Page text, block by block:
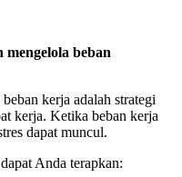
beban
kerja adalah strategi
kerja. Ketika beban kerja
dapat muncul.
Anda terapkan: